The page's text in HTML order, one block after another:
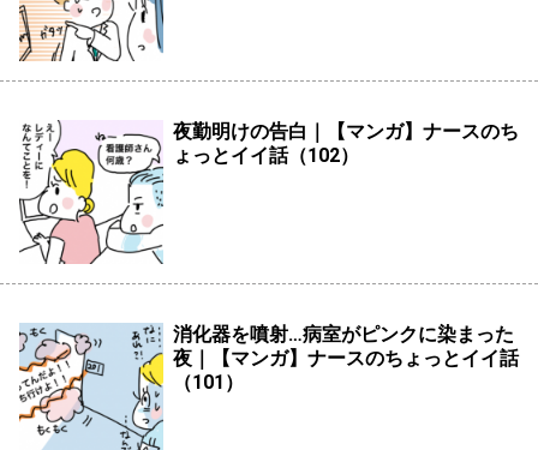
夜勤明けの告白｜【マンガ】ナースのち
ょっとイイ話（102）
消化器を噴射…病室がピンクに染まった
夜｜【マンガ】ナースのちょっとイイ話
（101）